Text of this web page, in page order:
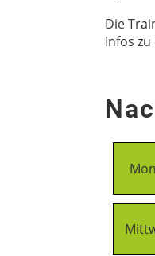
Die
Infos